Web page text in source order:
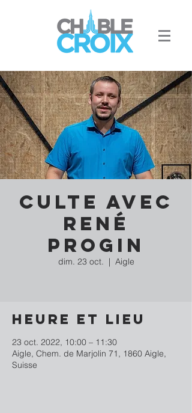
Culte avec
René
Progin
dim. 23 oct.
  |
Aigle
Heure et lieu
23 oct. 2022, 10:00 – 11:30
Aigle, Chem. de Marjolin 71, 1860 Aigle,
Suisse